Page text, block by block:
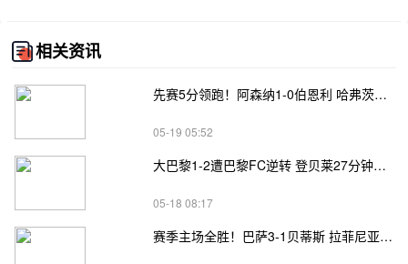
相关资讯
先赛5分领跑！阿森纳1-0伯恩利 哈弗茨制胜+蹬踏染黄 萨卡献助攻
05-19 05:52
大巴黎1-2遭巴黎FC逆转 登贝莱27分钟伤退 戈里替补双响+读秒绝杀
05-18 08:17
赛季主场全胜！巴萨3-1贝蒂斯 拉菲尼亚双响坎塞洛破门伊斯科点射